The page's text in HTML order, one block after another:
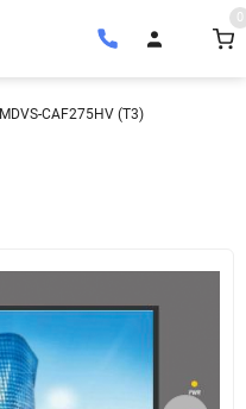
0
MDVS-CAF275HV (T3)